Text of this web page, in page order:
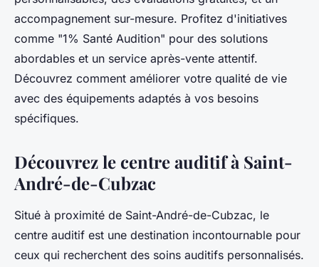
accompagnement sur-mesure. Profitez d'initiatives
comme "1% Santé Audition" pour des solutions
abordables et un service après-vente attentif.
Découvrez comment améliorer votre qualité de vie
avec des équipements adaptés à vos besoins
spécifiques.
Découvrez le centre auditif à Saint-
André-de-Cubzac
Situé à proximité de Saint-André-de-Cubzac, le
centre auditif est une destination incontournable pour
ceux qui recherchent des soins auditifs personnalisés.